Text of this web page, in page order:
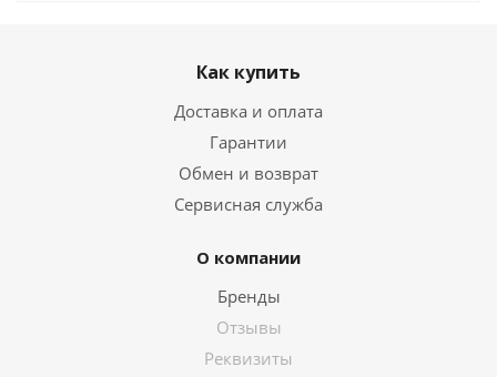
Как купить
Доставка и оплата
Гарантии
Обмен и возврат
Сервисная служба
О компании
Бренды
Отзывы
Реквизиты